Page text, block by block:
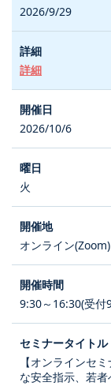
2026/9/29
詳細
2026/10/6
火
オンライン(Zoom)
9:30～16:30(受付
【オンラインセ
な安全指示、若